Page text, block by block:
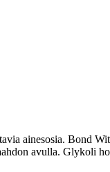
ainesosia. Bond
avulla. Glykoli